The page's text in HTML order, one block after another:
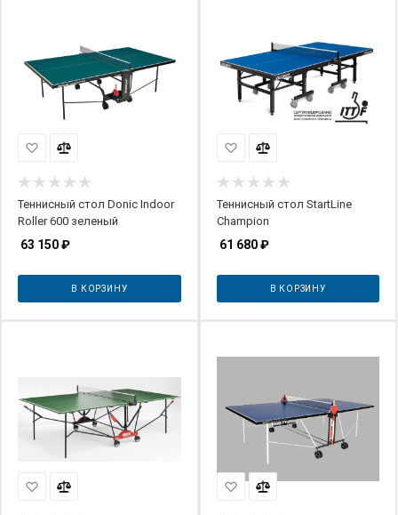
Теннисный стол Donic Indoor
Roller 600 зеленый
63 150₽
В КОРЗИНУ
Теннисный стол StartLine
Champion
61 680₽
В КОРЗИНУ